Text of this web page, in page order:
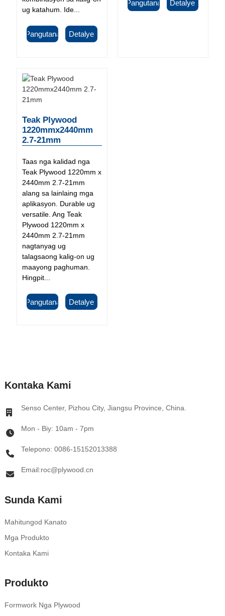
ug katahum. Ide...
Pangutana Detalye
Pangutana Detalye
Teak Plywood
1220mmx2440mm
2.7-21mm
Taas nga kalidad nga
Teak Plywood 1220mm x
2440mm 2.7-21mm
alang sa lainlaing mga
aplikasyon. Durable ug
versatile. Ang Teak
Plywood 1220mm x
2440mm 2.7-21mm
nagtanyag ug
talagsaong kalig-on ug
maayong paghuman.
Hingpit...
Pangutana Detalye
Kontaka Kami
Senso Center, Pizhou City, Jiangsu Province, China.
Mon - Biy: 10am - 7pm
Telepono: 0086-15152013388
Email:roc@plywood.cn
Sunda Kami
Mahitungod Kanato
Mga Produkto
Kontaka Kami
Produkto
Formwork Nga Plywood